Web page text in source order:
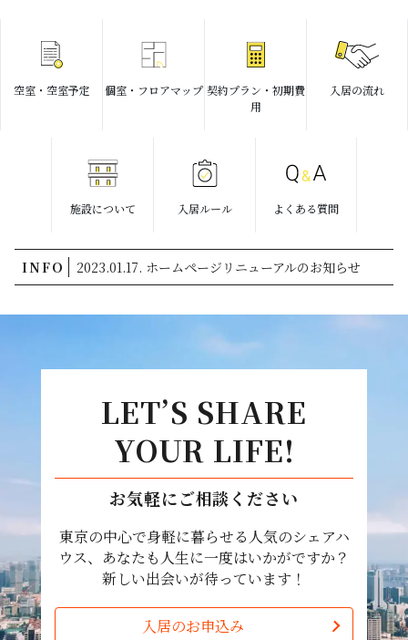
空室・空室予定 個室・フロアマップ 契約プラン・初期費
用
入居の流れ
施設について 入居ルール よくある質問
INFO 2023.01.17. ホームページリニューアルのお知らせ
LET’S SHARE
YOUR LIFE!
お気軽にご相談ください
東京の中心で身軽に暮らせる人気のシェアハ
ウス、あなたも人生に一度はいかがですか？
新しい出会いが待っています！
入居のお申込み